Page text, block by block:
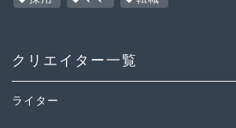
クリエイター一覧
ライター